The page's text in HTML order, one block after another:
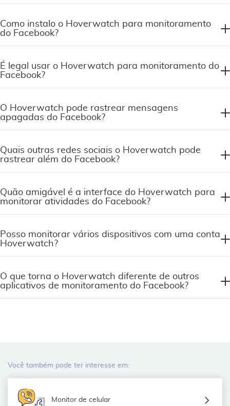
Como instalo o Hoverwatch para monitoramento
do Facebook?
É legal usar o Hoverwatch para monitoramento do
Facebook?
O Hoverwatch pode rastrear mensagens
apagadas do Facebook?
Quais outras redes sociais o Hoverwatch pode
rastrear além do Facebook?
Quão amigável é a interface do Hoverwatch para
monitorar atividades do Facebook?
Posso monitorar vários dispositivos com uma conta
Hoverwatch?
O que torna o Hoverwatch diferente de outros
aplicativos de monitoramento do Facebook?
Você também pode ter interesse em:
Monitor de celular